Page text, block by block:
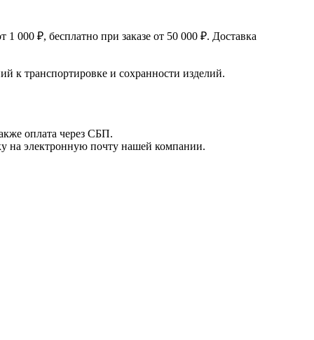
000 ₽, бесплатно при заказе от 50 000 ₽. Доставка
к транспортировке и сохранности изделий.
оплата через СБП.
на электронную почту нашей компании.